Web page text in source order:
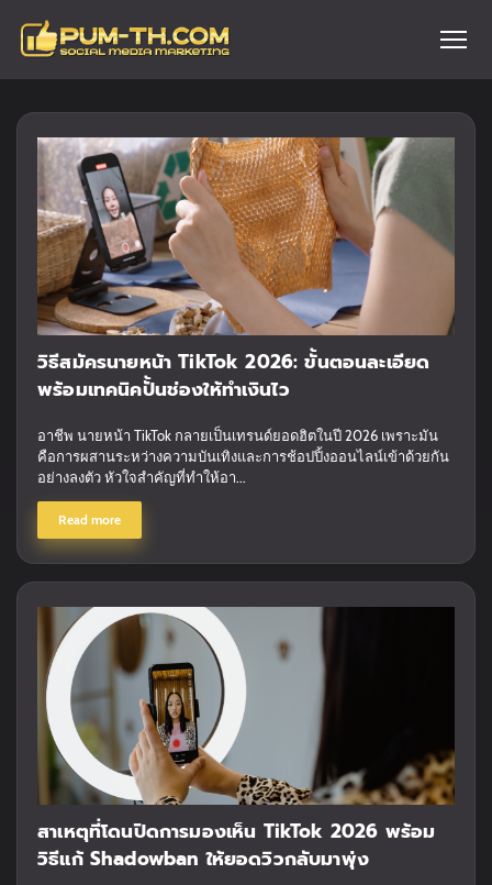
วิธีสมัครนายหน้า TikTok 2026: ขั้นตอนละเอียด
พร้อมเทคนิคปั้นช่องให้ทำเงินไว
อาชีพ นายหน้า TikTok กลายเป็นเทรนด์ยอดฮิตในปี 2026 เพราะมัน
คือการผสานระหว่างความบันเทิงและการช้อปปิ้งออนไลน์เข้าด้วยกัน
อย่างลงตัว หัวใจสำคัญที่ทำให้อา...
Read more
สาเหตุที่โดนปิดการมองเห็น TikTok 2026 พร้อม
วิธีแก้ Shadowban ให้ยอดวิวกลับมาพุ่ง